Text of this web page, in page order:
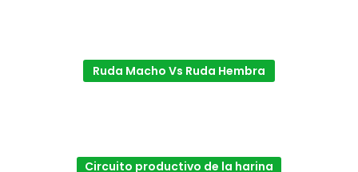
Ruda Macho Vs Ruda Hembra
Circuito productivo de la harina